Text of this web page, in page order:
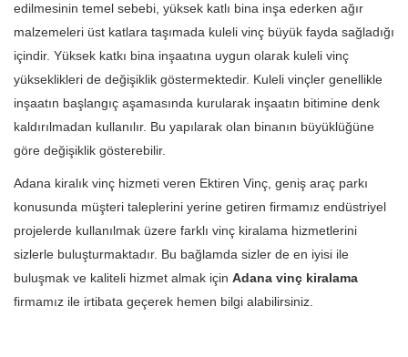
edilmesinin temel sebebi, yüksek katlı bina inşa ederken ağır
malzemeleri üst katlara taşımada kuleli vinç büyük fayda sağladığı
içindir. Yüksek katkı bina inşaatına uygun olarak kuleli vinç
yükseklikleri de değişiklik göstermektedir. Kuleli vinçler genellikle
inşaatın başlangıç aşamasında kurularak inşaatın bitimine denk
kaldırılmadan kullanılır. Bu yapılarak olan binanın büyüklüğüne
göre değişiklik gösterebilir.
Adana kiralık vinç hizmeti veren Ektiren Vinç, geniş araç parkı
konusunda müşteri taleplerini yerine getiren firmamız endüstriyel
projelerde kullanılmak üzere farklı vinç kiralama hizmetlerini
sizlerle buluşturmaktadır. Bu bağlamda sizler de en iyisi ile
buluşmak ve kaliteli hizmet almak için Adana vinç kiralama
firmamız ile irtibata geçerek hemen bilgi alabilirsiniz.